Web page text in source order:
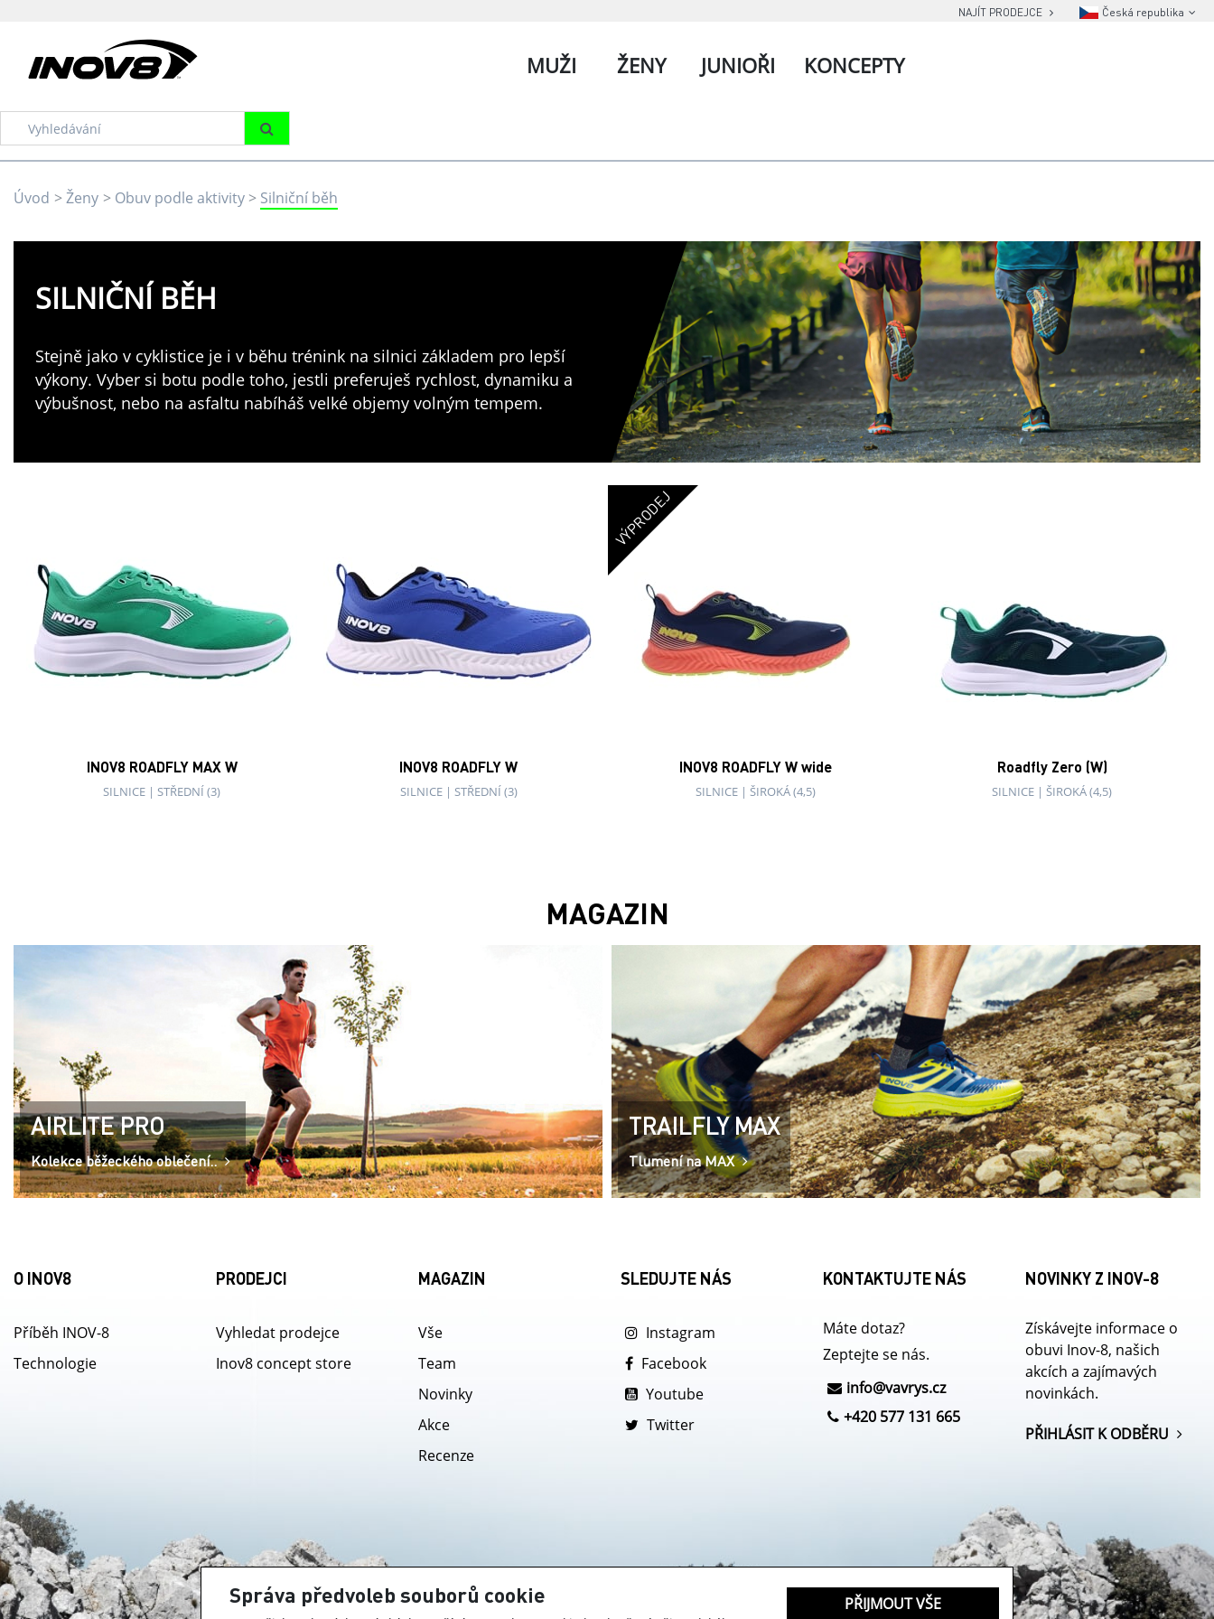
Správa předvoleb souborů cookie PŘIJMOUT VŠE
NAJÍT PRODEJCE Česká republika
MUŽI ŽENY JUNIOŘI KONCEPTY
Úvod Ženy Obuv podle aktivity Silniční běh
SILNIČNÍ BĚH
Stejně jako v cyklistice je i v běhu trénink na silnici základem pro lepší
výkony. Vyber si botu podle toho, jestli preferuješ rychlost, dynamiku a
výbušnost, nebo na asfaltu nabíháš velké objemy volným tempem.
INOV8 ROADFLY MAX W
SILNICE |STŘEDNÍ (3)
INOV8 ROADFLY W
SILNICE | STŘEDNÍ (3)
VÝPRODEJ
INOV8 ROADFLY W wide
SILNICE | ŠIROKÁ (4,5)
Roadfly Zero (W)
SILNICE |ŠIROKÁ (4,5)
MAGAZIN
AIRLITE PRO
Kolekce běžeckého oblečení..
TRAILFLY MAX
Tlumení na MAX
O INOV8
Příběh INOV-8
Technologie
PRODEJCI
Vyhledat prodejce
Inov8 concept store
MAGAZIN
Vše
Team
Novinky
Akce
Recenze
SLEDUJTE NÁS
Instagram
Facebook
Youtube
Twitter
KONTAKTUJTE NÁS
Máte dotaz?
Zeptejte se nás.
info@vavrys.cz
+420 577 131 665
NOVINKY Z INOV-8
Získávejte informace o
obuvi Inov-8, našich
akcích a zajímavých
novinkách.
PŘIHLÁSIT K ODBĚRU